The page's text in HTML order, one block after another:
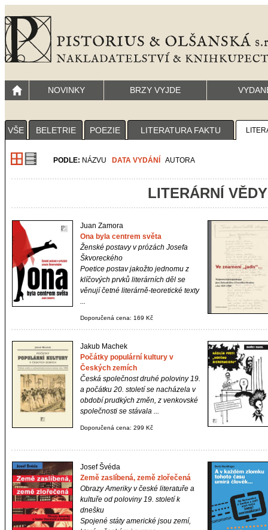
NOVINKY BRZY VYJDE
VŠE BELETRIE POEZIE LITERATURA FAKTU
PODLE: NÁZVU DATA VYDÁNÍ AUTORA
LITERÁRNÍ VĚDY
Juan Zamora
Ona byla centrem světa
Ženské postavy v prózách Josefa
Škvoreckého
Poetice postav jakožto jednomu z
klíčových prvků literárních děl se
věnují četné literárně-teoretické texty
...
Doporučená cena: 169 Kč
Jakub Machek
Počátky populární kultury v
Českých zemích
Česká společnost druhé poloviny 19.
a počátku 20. století se nacházela v
období prudkých změn, z venkovské
společnosti se stávala ...
Doporučená cena: 299 Kč
Josef Švéda
Země zaslíbená, země zlořečená
Obrazy Ameriky v české literatuře a
kultuře od poloviny 19. století k
dnešku
Spojené státy americké jsou zemí,